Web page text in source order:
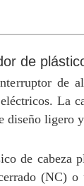
de
de
diseño ligero
de cabeza
(NC)